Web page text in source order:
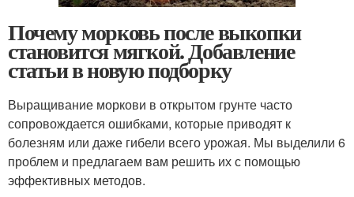
Почему морковь после выкопки
становится мягкой. Добавление
статьи в новую подборку
Выращивание моркови в открытом грунте часто
сопровождается ошибками, которые приводят к
болезням или даже гибели всего урожая. Мы выделили 6
проблем и предлагаем вам решить их с помощью
эффективных методов.